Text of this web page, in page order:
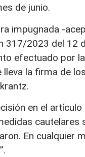
de junio.
impugnada -
317/2023 del 12
efectuado por
lleva la firma de
en el
En cualquier